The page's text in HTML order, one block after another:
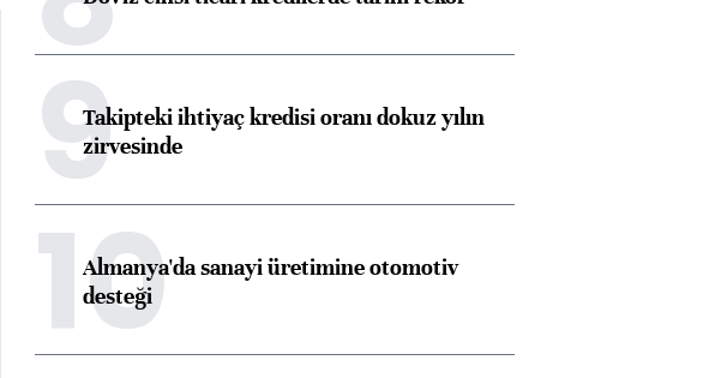
9Takipteki ihtiyaç kredisi oranı dokuz yılın
zirvesinde
10
Almanya'da sanayi üretimine otomotiv
desteği